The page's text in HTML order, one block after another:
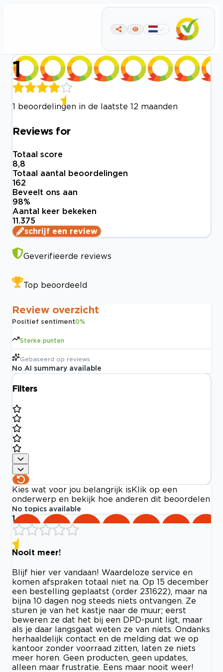
1
1 beoordelingen in de laatste 12 maanden
Reviews for
Totaal score
8,8
Totaal aantal beoordelingen
162
Beveelt ons aan
98%
Aantal keer bekeken
11.375
schrijf een review
Geverifieerde reviews
Top beoordeeld
Review overzicht
Positief sentiment0%
Sterke punten
Gebaseerd op reviews
No AI summary available
Filters
Kies wat voor jou belangrijk is Klik op een
onderwerp en bekijk hoe anderen dit beoordelen
No topics available
1
Nooit meer!
Blijf hier ver vandaan! Waardeloze service en
komen afspraken totaal niet na. Op 15 december
een bestelling geplaatst (order 231622), maar na
bijna 10 dagen nog steeds niets ontvangen. Ze
sturen je van het kastje naar de muur; eerst
beweren ze dat het bij een DPD-punt ligt, maar
als je daar langsgaat weten ze van niets. Ondanks
herhaaldelijk contact en de melding dat we op
kantoor zonder voorraad zitten, laten ze niets
meer horen. Geen producten, geen updates,
alleen maar frustratie. Eens maar nooit weer!